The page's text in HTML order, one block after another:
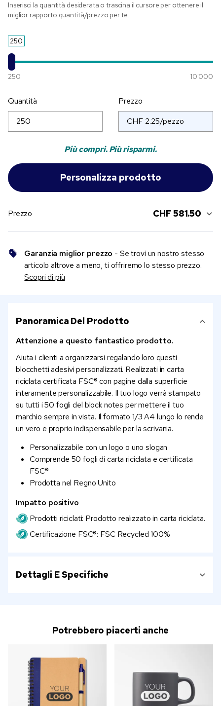
Inserisci la quantità desiderata o trascina il cursore per ottenere il
miglior rapporto quantità/prezzo per te.
250
250 10'000
Quantità Prezzo
Più compri. Più risparmi.
Prezzo CHF 581.50
Garanzia miglior prezzo - Se trovi un nostro stesso
articolo altrove a meno, ti offriremo lo stesso prezzo.
Scopri di più
Panoramica Del Prodotto
Attenzione a questo fantastico prodotto.
Aiuta i clienti a organizzarsi regalando loro questi
blocchetti adesivi personalizzati. Realizzati in carta
riciclata certificata FSC® con pagine dalla superficie
interamente personalizzabile. Il tuo logo verrà stampato
su tutti i 50 fogli del block notes per mettere il tuo
marchio sempre in vista. Il formato 1/3 A4 lungo lo rende
un vero e proprio indispensabile per la scrivania.
Personalizzabile con un logo o uno slogan
Comprende 50 fogli di carta riciclata e certificata
FSC®
Prodotta nel Regno Unito
Impatto positivo
Prodotti riciclati: Prodotto realizzato in carta riciclata.
Certificazione FSC®: FSC Recycled 100%
Dettagli E Specifiche
Potrebbero piacerti anche